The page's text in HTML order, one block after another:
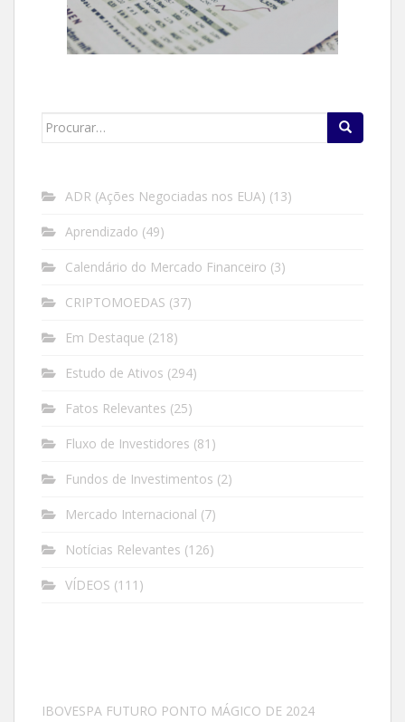
Search
ADR (Ações Negociadas nos EUA) (13)
Aprendizado (49)
Calendário do Mercado Financeiro (3)
CRIPTOMOEDAS (37)
Em Destaque (218)
Estudo de Ativos (294)
Fatos Relevantes (25)
Fluxo de Investidores (81)
Fundos de Investimentos (2)
Mercado Internacional (7)
Notícias Relevantes (126)
VÍDEOS (111)
IBOVESPA FUTURO PONTO MÁGICO DE 2024